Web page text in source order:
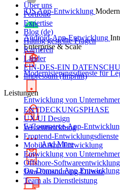
iOS App-Entwicklung
Android-App-Entwicklung
Enterprise & Scale
Modernisierungsdienste für
Entwicklung von
E-Commerce-App-
And More
On-Demand App
Über uns
Portfolio
Expertise
Blog (de)
Häufig gestellte Fragen
Karrieren
Länder
EIN-DES-EIN
Impressum (Imprint)
Leistungen
ENTDECKUNGSPHASE
UX/UI Design
Webentwicklung
Frontend-Entwicklungsdienste
Mobile App Entwicklung
Entwicklung von
Offshore-
Java-Outsourcing-Dienste
Team als Dienstleistung